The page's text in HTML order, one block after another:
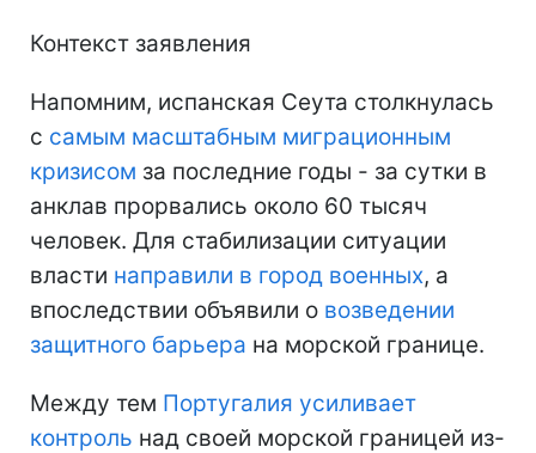
Контекст заявления
Напомним, испанская Сеута столкнулась
с самым масштабным миграционным
кризисом за последние годы - за сутки в
анклав прорвались около 60 тысяч
человек. Для стабилизации ситуации
власти направили в город военных, а
впоследствии объявили о возведении
защитного барьера на морской границе.
Между тем Португалия усиливает
контроль над своей морской границей из-